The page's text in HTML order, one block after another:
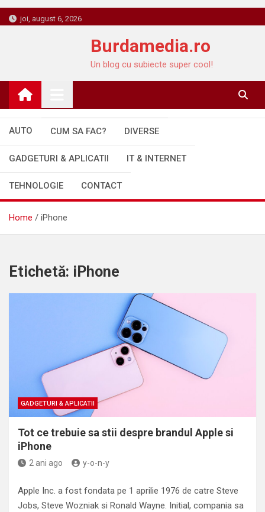
Skip
to
joi, august 6, 2026
Burdamedia.ro
Un blog cu subiecte super cool!
AUTO CUM SA FAC? DIVERSE
GADGETURI & APLICATII IT & INTERNET
TEHNOLOGIE CONTACT
Home iPhone
Etichetă: iPhone
GADGETURI & APLICATII
Tot ce trebuie sa stii despre brandul Apple si
iPhone
2 ani ago y-o-n-y
Apple Inc. a fost fondata pe 1 aprilie 1976 de catre Steve
Jobs, Steve Wozniak si Ronald Wayne. Initial, compania sa